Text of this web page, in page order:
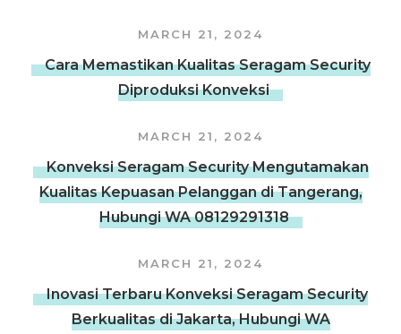
MARCH 21, 2024
Cara Memastikan Kualitas Seragam Security
Diproduksi Konveksi
MARCH 21, 2024
Konveksi Seragam Security Mengutamakan
Kualitas Kepuasan Pelanggan di Tangerang,
Hubungi WA 08129291318
MARCH 21, 2024
Inovasi Terbaru Konveksi Seragam Security
Berkualitas di Jakarta, Hubungi WA